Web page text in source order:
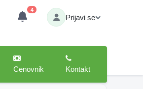
4
Prijavi se
Cenovnik Kontakt